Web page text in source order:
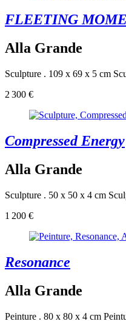
FLEETING
Alla Grande
Sculpture . 109 x 69 x 5 cm
2 300 €
Compressed Energy
Alla Grande
Sculpture . 50 x 50 x 4 cm
1 200 €
Resonance
Alla Grande
Peinture . 80 x 80 x 4 cm